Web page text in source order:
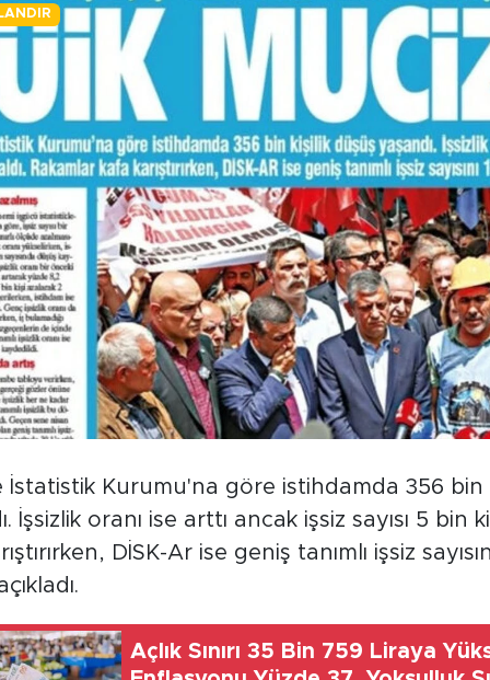
İstatistik Kurumu'na göre istihdamda 356 bin
İşsizlik oranı ise arttı ancak işsiz sayısı 5 bin
DİSK-Ar ise geniş tanımlı işsiz
Açlık Sınırı 35 Bin 759 Liraya